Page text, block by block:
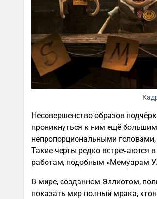
Несовершенство образов
проникнуться к ним ещё
непропорциональными
Такие черты редко встречаются
работам, подобным «Мемуарам
В мире, созданном Эллиотом,
показать мир полный мрака,